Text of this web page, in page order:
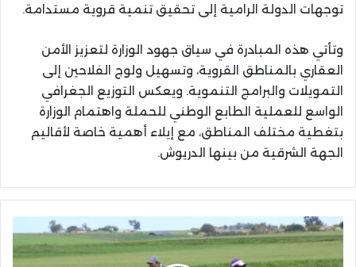
توجهات الدولة الرامية إلى تحقيق تنمية قروية مستدامة.
وتأتي هذه المبادرة في سياق جهود الوزارة لتعزيز الأمن
العقاري بالمناطق القروية، وتسهيل ولوج الفلاحين إلى
التمويلات والبرامج التنموية. ويعكس التوزيع الجغرافي
الواسع للعملية الطابع الوطني للحملة واهتمام الوزارة
بتغطية مختلف المناطق، مع إيلاء أهمية خاصة لأقاليم
الجهة الشرقية من بينها الدريوش.
ندرة
اليد
العاملة